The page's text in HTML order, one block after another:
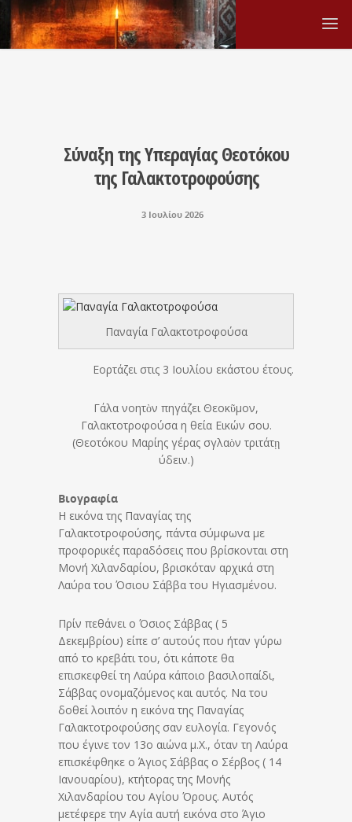
Σύναξη της Υπεραγίας Θεοτόκου
της Γαλακτοτροφούσης
3 Ιουλίου 2026
Παναγία Γαλακτοτροφούσα
Εορτάζει στις 3 Ιουλίου εκάστου έτους.
Γάλα νοητὸν πηγάζει Θεοκῦμον,
Γαλακτοτροφούσα η θεία Εικών σου.
(Θεοτόκου Μαρίης γέρας σγλαὸν τριτάτῃ
ύδειν.)
Βιογραφία
Η εικόνα της Παναγίας της
Γαλακτοτροφούσης, πάντα σύμφωνα με
προφορικές παραδόσεις που βρίσκονται στη
Μονή Χιλανδαρίου, βρισκόταν αρχικά στη
Λαύρα του Όσιου Σάββα του Ηγιασμένου.
Πρίν πεθάνει ο Όσιος Σάββας ( 5
Δεκεμβρίου) είπε σ’ αυτούς που ήταν γύρω
από το κρεβάτι του, ότι κάποτε θα
επισκεφθεί τη Λαύρα κάποιο βασιλοπαίδι,
Σάββας ονομαζόμενος και αυτός. Να του
δοθεί λοιπόν η εικόνα της Παναγίας
Γαλακτοτροφούσης σαν ευλογία. Γεγονός
που έγινε τον 13ο αιώνα μ.Χ., όταν τη Λαύρα
επισκέφθηκε ο Άγιος Σάββας ο Σέρβος ( 14
Ιανουαρίου), κτήτορας της Μονής
Χιλανδαρίου του Αγίου Όρους. Αυτός
μετέφερε την Αγία αυτή εικόνα στο Άγιο